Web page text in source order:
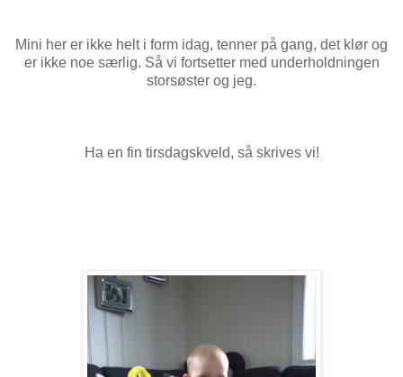
Mini her er ikke helt i form idag, tenner på gang, det klør og
er ikke noe særlig. Så vi fortsetter med underholdningen
storsøster og jeg.
Ha en fin tirsdagskveld, så skrives vi!